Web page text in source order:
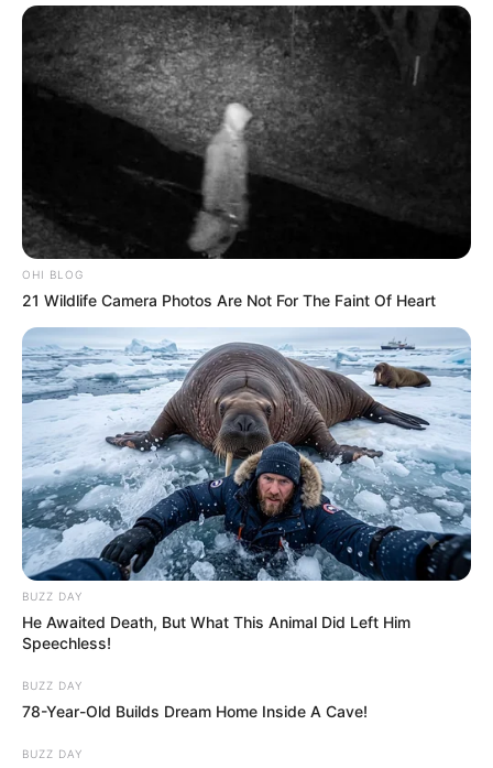
OHI BLOG
21 Wildlife Camera Photos Are Not For The Faint Of Heart
BUZZ DAY
He Awaited Death, But What This Animal Did Left Him
Speechless!
BUZZ DAY
78-Year-Old Builds Dream Home Inside A Cave!
BUZZ DAY